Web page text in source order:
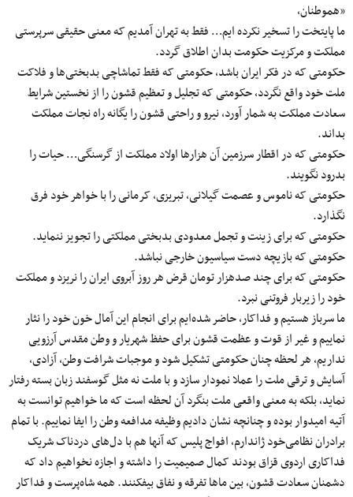
«هموطنان،
ما پایتخت را تسخیر نکرده ایم… فقط به تهران آمدیم که معنی حقیقی سرپرستی
مملکت و مرکزیت حکومت بدان اطلاق گردد.
حکومتی که در فکر ایران باشد، حکومتی که فقط تماشاچی بدبختی‌ها و فلاکت
ملت خود واقع نگردد، حکومتی که تجلیل و تعظیم قشون را از نخستین شرایط
سعادت مملکت به شمار آورد، نیرو و راحتی قشون را یگانه راه نجات مملکت
بداند.
حکومتی که در اقطار سرزمین آن هزارها اولاد مملکت از گرسنگی… حیات را
بدرود نگویند.
حکومتی که ناموس و عصمت گیلانی، تبریزی، کرمانی را با خواهر خود فرق
نگذارد.
حکومتی که برای زینت و تجمل معدودی بدبختی مملکتی را تجویز ننماید.
حکومتی که بازیچه دست سیاسیون خارجی نباشد.
حکومتی که برای چند صدهزار تومان قرض هر روز آبروی ایران را نریزد و مملکت
خود را زیربار فروتنی نبرد.
ما سرباز هستیم و فداکار، حاضر شده‌ایم برای انجام این آمال خون خود را نثار
نماییم و غیر از قوت و عظمت قشون برای حفظ شهریار و وطن مقدس آرزویی
نداریم، هر لحظه چنان حکومتی تشکیل شود و موجبات شرافت وطن، آزادی،
آسایش و ترقی ملت را عملا نمودار سازد و با ملت نه مثل گوسفند زبان بسته رفتار
نماید، بلکه به معنی واقعی ملت بنگرد آن لحظه است که ما خواهیم توانست به
آتیه امیدوار بوده و چنانچه نشان دادیم وظیفه مدافعه وطن را ایفا نماییم. با تمام
برادران نظامی‌خود ژاندارم، افواج پلیس که آنها هم با دل‌های دردناک شریک
فداکاری اردوی قزاق بودند کمال صمیمیت را داشته و اجازه نخواهیم داد که
دشمنان سعادت قشون، بین ماها تفرقه و نفاق بیفکنند. همه شاه‌پرست و فداکار